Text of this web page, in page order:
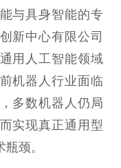
与具身智能的专
新中心有限公司
用人工智能领域
机器人行业面临
多数机器人仍局
实现真正通用型
颈。